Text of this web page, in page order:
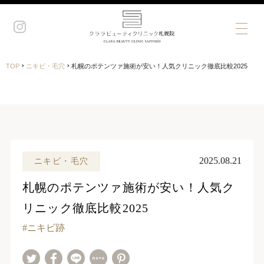
TOP › ニキビ・毛穴 › 札幌のポテンツァ施術が安い！人気クリニック徹底比較2025
ニキビ・毛穴 2025.08.21
札幌のポテンツァ施術が安い！人気ク
リニック徹底比較2025
ニキビ跡